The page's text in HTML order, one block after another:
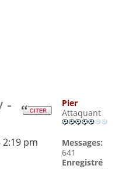
-
2:19 pm
Pier
Attaquant
Messages:
641
Enregistré